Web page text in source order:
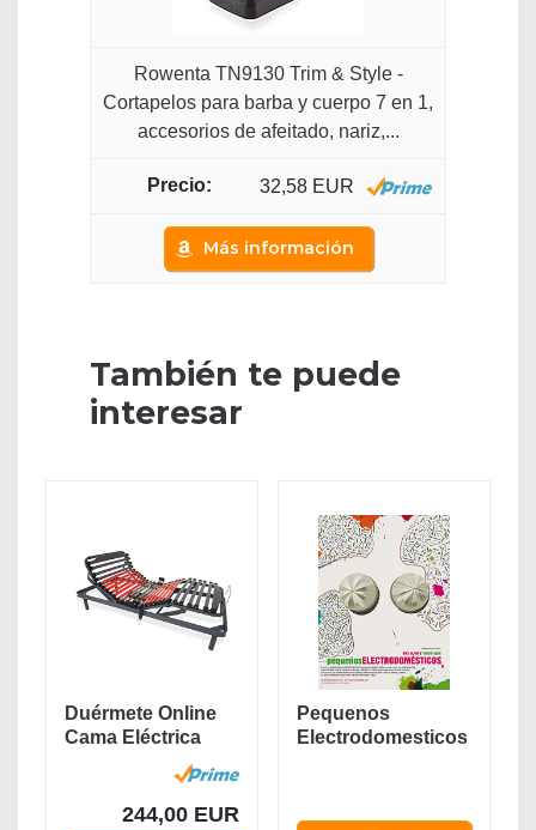
Rowenta TN9130 Trim & Style -
Cortapelos para barba y cuerpo 7 en 1,
accesorios de afeitado, nariz,...
32,58 EUR
Más información
También te puede
interesar
Duérmete Online
Cama Eléctrica
244,00 EUR
Pequenos
Electrodomesticos